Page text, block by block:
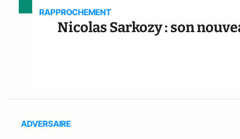
RAPPROCHEMENT
Nicolas Sarkozy : son
ADVERSAIRE